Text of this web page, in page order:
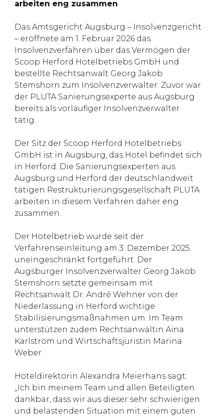
arbeiten eng zusammen
Das Amtsgericht Augsburg – Insolvenzgericht
– eröffnete am 1. Februar 2026 das
Insolvenzverfahren über das Vermögen der
Scoop Herford Hotelbetriebs GmbH und
bestellte Rechtsanwalt Georg Jakob
Stemshorn zum Insolvenzverwalter. Zuvor war
der PLUTA Sanierungsexperte aus Augsburg
bereits als vorläufiger Insolvenzverwalter
tätig.
Der Sitz der Scoop Herford Hotelbetriebs
GmbH ist in Augsburg, das Hotel befindet sich
in Herford. Die Sanierungsexperten aus
Augsburg und Herford der deutschlandweit
tätigen Restrukturierungsgesellschaft PLUTA
arbeiten in diesem Verfahren daher eng
zusammen.
Der Hotelbetrieb wurde seit der
Verfahrenseinleitung am 3. Dezember 2025
uneingeschränkt fortgeführt. Der
Augsburger Insolvenzverwalter Georg Jakob
Stemshorn setzte gemeinsam mit
Rechtsanwalt Dr. André Wehner von der
Niederlassung in Herford wichtige
Stabilisierungsmaßnahmen um. Im Team
unterstützen zudem Rechtsanwältin Aina
Karlström und Wirtschaftsjuristin Marina
Weber.
Hoteldirektorin Alexandra Meierhans sagt:
„Ich bin meinem Team und allen Beteiligten
dankbar, dass wir aus dieser sehr schwierigen
und belastenden Situation mit einem guten